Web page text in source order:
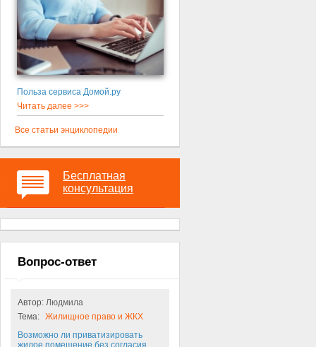
Польза сервиса Домой.ру
Читать далее >>>
Все статьи энциклопедии
Бесплатная
консультация
Вопрос-ответ
Автор: Людмила
Тема: Жилищное право и ЖКХ
Возможно ли приватизировать